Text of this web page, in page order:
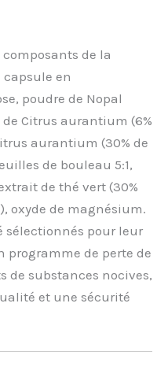
de la
en
poudre de Nopal
Citrus aurantium (6%
aurantium (30% de
de bouleau 5:1,
de thé vert (30%
oxyde de magnésium.
sélectionnés pour leur
programme de perte de
de substances nocives,
et une sécurité